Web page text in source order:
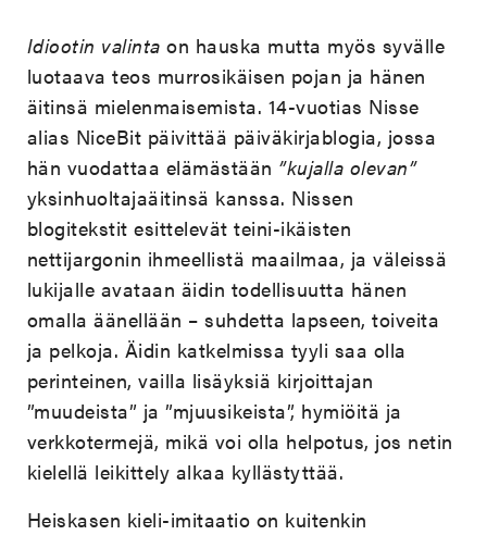
Idiootin valinta on hauska mutta myös syvälle
luotaava teos murrosikäisen pojan ja hänen
äitinsä mielenmaisemista. 14-vuotias Nisse
alias NiceBit päivittää päiväkirjablogia, jossa
hän vuodattaa elämästään ”kujalla olevan”
yksinhuoltajaäitinsä kanssa. Nissen
blogitekstit esittelevät teini-ikäisten
nettijargonin ihmeellistä maailmaa, ja väleissä
lukijalle avataan äidin todellisuutta hänen
omalla äänellään – suhdetta lapseen, toiveita
ja pelkoja. Äidin katkelmissa tyyli saa olla
perinteinen, vailla lisäyksiä kirjoittajan
”muudeista” ja ”mjuusikeista”, hymiöitä ja
verkkotermejä, mikä voi olla helpotus, jos netin
kielellä leikittely alkaa kyllästyttää.
Heiskasen kieli-imitaatio on kuitenkin